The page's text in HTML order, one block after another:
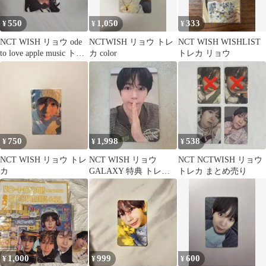
¥550
NCT WISH リョウ ode
to love apple music トレ
カ
¥ 1,050
NCTWISH リョウ トレ
カ color
¥333
NCT WISH WISHLIST
トレカ リョウ
¥ 750
NCT WISH リョウ トレ
カ
¥ 1,998
NCT WISH リョウ
GALAXY 特典 トレカ
YO-I-DON!
¥538
NCT NCTWISH リョウ
トレカ まとめ売り
¥ 1,000 ¥999 ¥600